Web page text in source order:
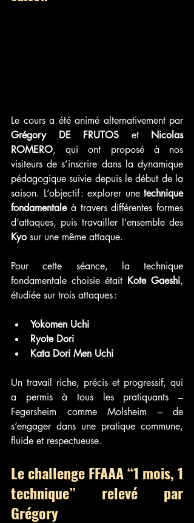
Le cours a été animé alternativement par
Grégory DE FRUTOS et Nicolas
ROMERO, qui ont proposé à nos
visiteurs de s’inscrire dans la dynamique
pédagogique suivie depuis le début de la
saison. L’objectif : explorer une technique
fondamentale à travers différentes formes
Kyo sur une même attaque.
Pour cette séance, la technique
fondamentale choisie était Kote Gaeshi,
étudiée sur trois attaques :
Yokomen Uchi
Ryote Dori
Kata Dori Men Uchi
Un travail riche, précis et progressif, qui
a permis à tous les pratiquants –
Fegersheim comme Molsheim – de
s’engager dans une pratique commune,
fluide et respectueuse.
Le challenge FFAAA “1 mois, 1
technique” relevé par
Grégory